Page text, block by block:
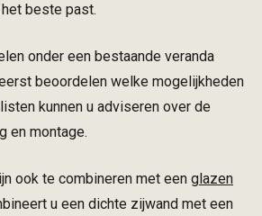
beste past.
onder een bestaande veranda
beoordelen welke mogelijkheden
kunnen u adviseren over de
en montage.
ook te combineren met een glazen
u een dichte zijwand met een